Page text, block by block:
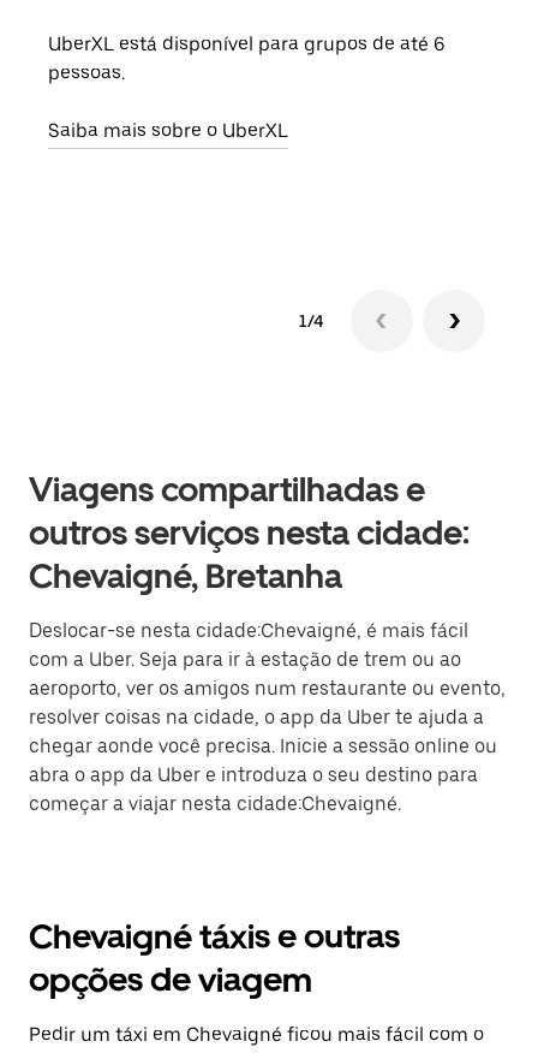
UberXL está disponível para grupos de até 6
pessoas.
Saiba mais sobre o UberXL
1/4
Viagens compartilhadas e
outros serviços nesta cidade:
Chevaigné, Bretanha
Deslocar-se nesta cidade:Chevaigné, é mais fácil
com a Uber. Seja para ir à estação de trem ou ao
aeroporto, ver os amigos num restaurante ou evento,
resolver coisas na cidade, o app da Uber te ajuda a
chegar aonde você precisa. Inicie a sessão online ou
abra o app da Uber e introduza o seu destino para
começar a viajar nesta cidade:Chevaigné.
Chevaigné táxis e outras
opções de viagem
Pedir um táxi em Chevaigné ficou mais fácil com o